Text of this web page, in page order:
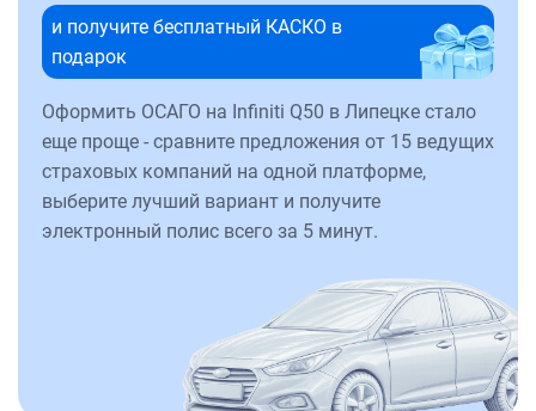
и получите бесплатный КАСКО в
подарок
Оформить ОСАГО на Infiniti Q50 в Липецке стало
еще проще - сравните предложения от 15 ведущих
страховых компаний на одной платформе,
выберите лучший вариант и получите
электронный полис всего за 5 минут.